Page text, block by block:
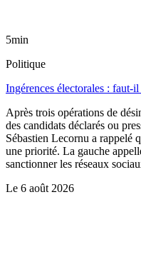
5min
Politique
Ingérences électorales : faut-
Après trois opérations de
des candidats déclarés ou
Sébastien Lecornu a rappelé
une priorité. La gauche
sanctionner les réseaux
Le 6 août 2026